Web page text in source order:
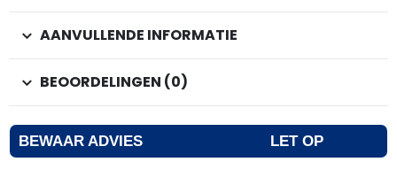
AANVULLENDE INFORMATIE
BEOORDELINGEN (0)
BEWAAR ADVIES LET OP